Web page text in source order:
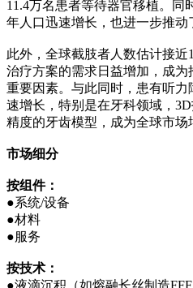
11.4万名患者等待器官移植。同
年人口迅速增长，也进一步推动
此外，全球截肢者人数估计接
治疗方案的需求日益增加，成
重要因素。与此同时，患有听
速增长，特别是在牙科领域，
精度的牙齿模型，成为全球市场
市场细分
按组件：
●系统/设备
●材料
●服务
按技术：